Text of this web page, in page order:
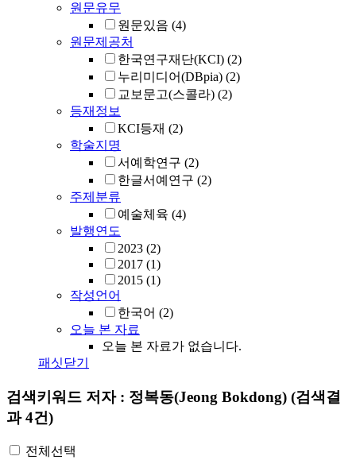
원문유무
원문있음 (4)
원문제공처
한국연구재단(KCI) (2)
누리미디어(DBpia) (2)
교보문고(스콜라) (2)
등재정보
KCI등재 (2)
학술지명
서예학연구 (2)
한글서예연구 (2)
주제분류
예술체육 (4)
발행연도
2023 (2)
2017 (1)
2015 (1)
작성언어
한국어 (2)
오늘 본 자료
오늘 본 자료가 없습니다.
패싯닫기
검색키워드 저자 : 정복동(Jeong Bokdong) (검색결
과 4건)
전체선택